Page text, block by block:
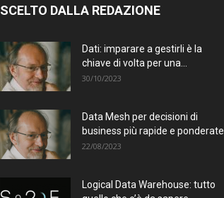
SCELTO DALLA REDAZIONE
Dati: imparare a gestirli è la
chiave di volta per una...
30/10/2023
Data Mesh per decisioni di
business più rapide e ponderate
22/08/2023
Logical Data Warehouse: tutto